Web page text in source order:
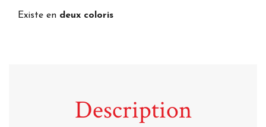
Existe en deux coloris
Description